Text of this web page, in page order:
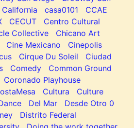
California casa0101
CCAE
CECUT
Centro Cultural
Collective
Chicano Art
Cine Mexicano
Cinepolis
Cirque Du Soleil
Ciudad
Comedy
Common Ground
Coronado Playhouse
Cultura
Culture
Del Mar
Desde Otro 0
Distrito Federal